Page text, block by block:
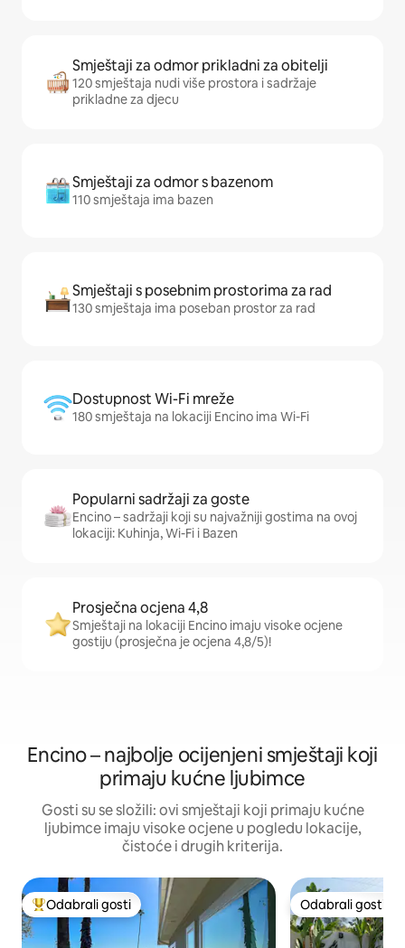
Smještaji za odmor prikladni za obitelji
120 smještaja nudi više prostora i sadržaje
prikladne za djecu
Smještaji za odmor s bazenom
110 smještaja ima bazen
Smještaji s posebnim prostorima za rad
130 smještaja ima poseban prostor za rad
Dostupnost Wi-Fi mreže
180 smještaja na lokaciji Encino ima Wi-Fi
Popularni sadržaji za goste
Encino – sadržaji koji su najvažniji gostima na ovoj
lokaciji: Kuhinja, Wi-Fi i Bazen
Prosječna ocjena 4,8
Smještaji na lokaciji Encino imaju visoke ocjene
gostiju (prosječna je ocjena 4,8/5)!
Encino – najbolje ocijenjeni smještaji koji
primaju kućne ljubimce
Gosti su se složili: ovi smještaji koji primaju kućne
ljubimce imaju visoke ocjene u pogledu lokacije,
čistoće i drugih kriterija.
Među najviše rangiranima s oznakom „Odabrali gosti”
Odabrali gosti Odabrali gosti
Odabrali gosti